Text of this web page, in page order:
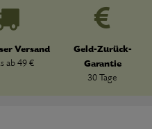
Versand
ab 49 €
Geld-Zurück-
Garantie
30 Tage